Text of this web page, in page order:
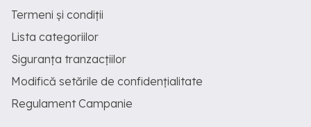
Termeni și condiții
Lista categoriilor
Siguranța tranzacțiilor
Modifică setările de confidențialitate
Regulament Campanie